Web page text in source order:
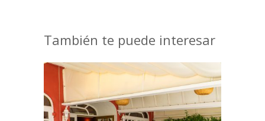
También te puede interesar